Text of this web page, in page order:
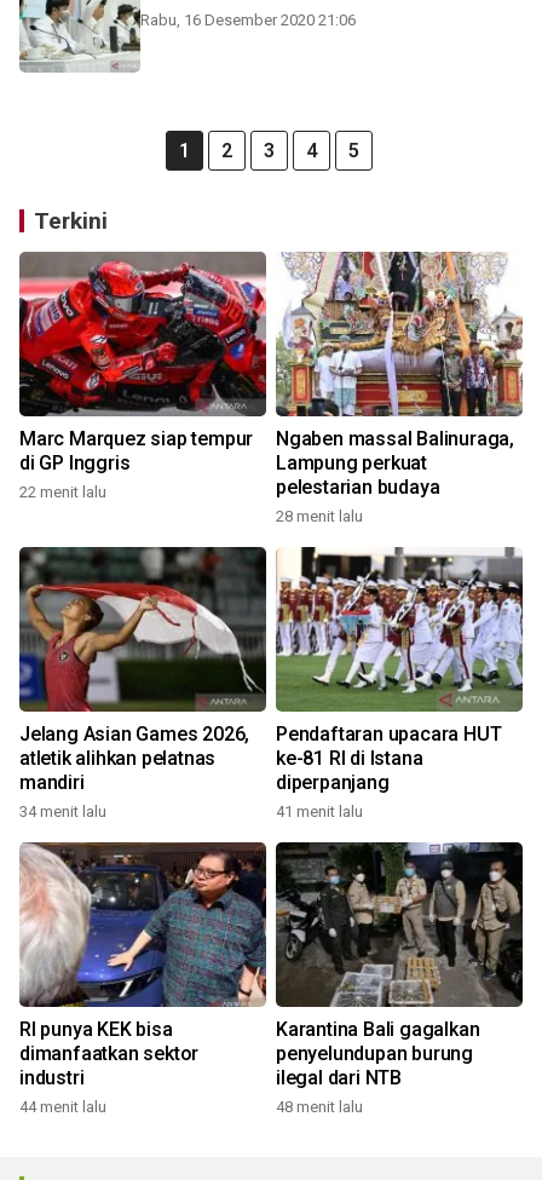
Rabu, 16 Desember 2020 21:06
1 2 3 4 5
Terkini
Marc Marquez siap tempur
di GP Inggris
22 menit lalu
Ngaben massal Balinuraga,
Lampung perkuat
pelestarian budaya
28 menit lalu
Jelang Asian Games 2026,
atletik alihkan pelatnas
mandiri
34 menit lalu
Pendaftaran upacara HUT
ke-81 RI di Istana
diperpanjang
41 menit lalu
RI punya KEK bisa
dimanfaatkan sektor
industri
44 menit lalu
Karantina Bali gagalkan
penyelundupan burung
ilegal dari NTB
48 menit lalu